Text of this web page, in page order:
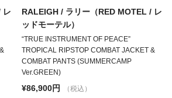
レ
RALEIGH / ラリー（RED MOTEL / レ
ッドモーテル）
“TRUE INSTRUMENT OF PEACE”
TROPICAL RIPSTOP COMBAT JACKET &
COMBAT PANTS (SUMMERCAMP
Ver.GREEN)
¥86,900円 （税込）